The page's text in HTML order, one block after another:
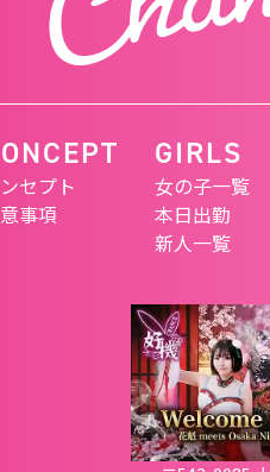
セプト
事項
GIRLS
女の子一覧
本日出勤
新人一覧